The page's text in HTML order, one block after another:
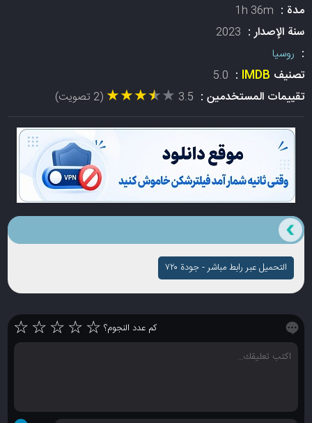
مدة : 1h 36m
سنة الإصدار : 2023
: روسيا
تصنيف IMDB
:
5.0
تقييمات المستخدمين : 3.5
★★★★★
★★★★★ (2 تصويت)
التحميل عبر رابط مباشر - جودة ۷۲۰
كم عدد النجوم؟ ☆
☆
☆
☆
☆